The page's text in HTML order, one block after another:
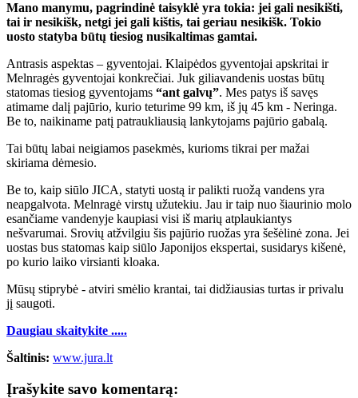
Mano manymu, pagrindinė taisyklė yra tokia: jei gali nesikišti,
tai ir nesikišk, netgi jei gali kištis, tai geriau nesikišk. Tokio
uosto statyba būtų tiesiog nusikaltimas gamtai.
Antrasis aspektas – gyventojai. Klaipėdos gyventojai apskritai ir
Melnragės gyventojai konkrečiai. Juk giliavandenis uostas būtų
statomas tiesiog gyventojams “ant galvų”. Mes patys iš savęs
atimame dalį pajūrio, kurio teturime 99 km, iš jų 45 km - Neringa.
Be to, naikiname patį patraukliausią lankytojams pajūrio gabalą.
Tai būtų labai neigiamos pasekmės, kurioms tikrai per mažai
skiriama dėmesio.
Be to, kaip siūlo JICA, statyti uostą ir palikti ruožą vandens yra
neapgalvota. Melnragė virstų užutekiu. Jau ir taip nuo šiaurinio molo
esančiame vandenyje kaupiasi visi iš marių atplaukiantys
nešvarumai. Srovių atžvilgiu šis pajūrio ruožas yra šešėlinė zona. Jei
uostas bus statomas kaip siūlo Japonijos ekspertai, susidarys kišenė,
po kurio laiko virsianti kloaka.
Mūsų stiprybė - atviri smėlio krantai, tai didžiausias turtas ir privalu
jį saugoti.
Daugiau skaitykite .....
Šaltinis: www.jura.lt
Įrašykite savo komentarą: